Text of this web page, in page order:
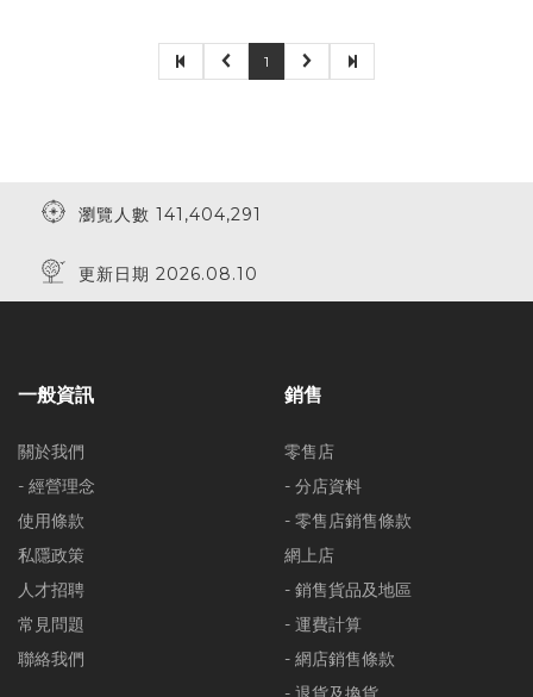
1
瀏覽人數 141,404,291
更新日期 2026.08.10
一般資訊
關於我們
- 經營理念
使用條款
私隱政策
人才招聘
常見問題
聯絡我們
銷售
零售店
- 分店資料
- 零售店銷售條款
網上店
- 銷售貨品及地區
- 運費計算
- 網店銷售條款